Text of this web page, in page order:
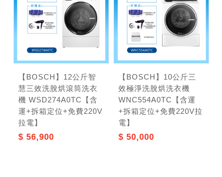
【BOSCH】12公斤智
慧三效洗脫烘滾筒洗衣
機 WSD274A0TC【含
運+拆箱定位+免費220V
拉電】
$ 56,900
【BOSCH】10公斤三
效極淨洗脫烘洗衣機
WNC554A0TC【含運
+拆箱定位+免費220V拉
電】
$ 50,000